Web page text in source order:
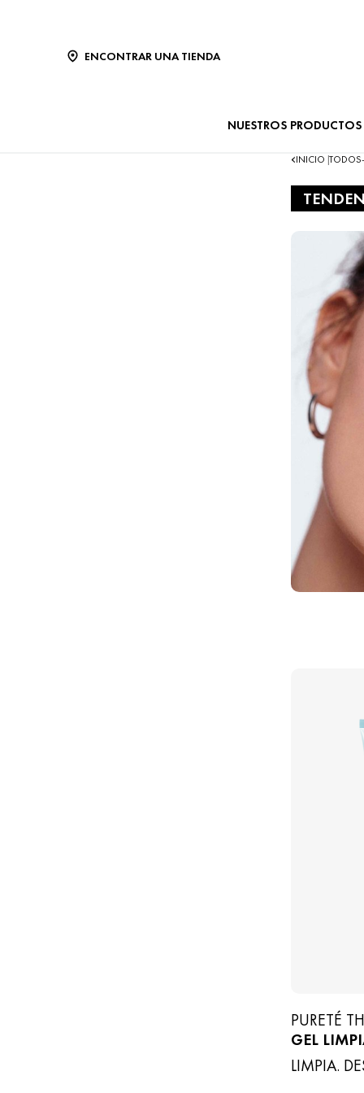
ENCONTRAR UNA TIENDA
NUESTROS PRODUCTOS
INICIO|
PURETÉ
GEL
LIMPIA.